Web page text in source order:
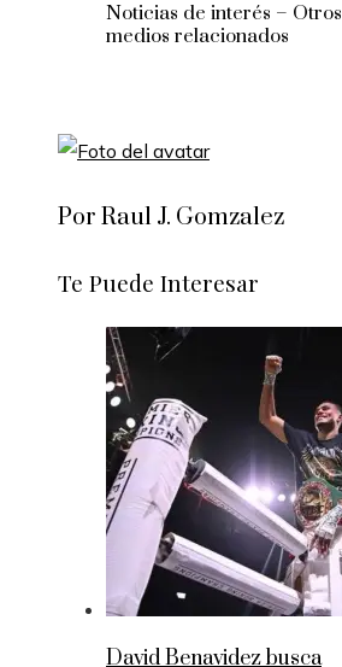
Noticias de interés – Otros
medios relacionados
Por Raul J. Gomzalez
Te Puede Interesar
David Benavidez busca